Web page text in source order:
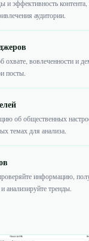
и эффективность
аудитории.
охвате, вовлеченности и
посты.
об общественных
темах для анализа.
информацию,
тренды.